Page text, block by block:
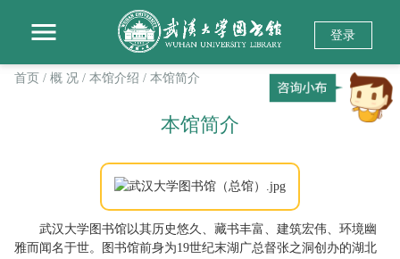
登录
首页/ 概 况 / 本馆介绍 / 本馆简介
本馆简介
武汉大学图书馆以其历史悠久、藏书丰富、建筑宏伟、环境幽
雅而闻名于世。图书馆前身为19世纪末湖广总督张之洞创办的湖北